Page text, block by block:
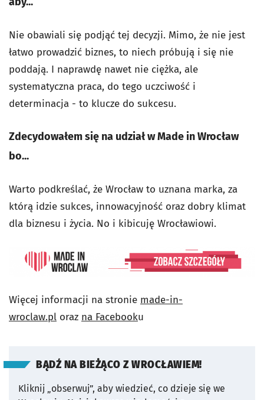
Nie obawiali się podjąć tej decyzji. Mimo, że nie jest
łatwo prowadzić biznes, to niech próbują i się nie
poddają. I naprawdę nawet nie ciężka, ale
systematyczna praca, do tego uczciwość i
determinacja - to klucze do sukcesu.
Zdecydowałem się na udział w Made in Wrocław
bo...
Warto podkreślać, że Wrocław to uznana marka, za
którą idzie sukces, innowacyjność oraz dobry klimat
dla biznesu i życia. No i kibicuję Wrocławiowi.
Więcej informacji na stronie made-in-
wroclaw.pl oraz na Facebooku
BĄDŹ NA BIEŻĄCO Z WROCŁAWIEM!
Kliknij „obserwuj”, aby wiedzieć, co dzieje się we